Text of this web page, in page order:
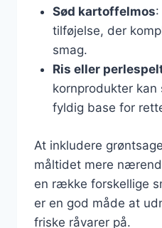
Sød kartoffelmos
tilføjelse, der
smag.
Ris eller
kornprodukter kan
fyldig base for
At inkludere
måltidet mere
en række forskellige
er en god måde at
friske råvarer på.